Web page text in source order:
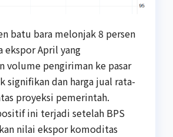
batu bara melonjak 8 persen
ekspor April yang
volume pengiriman ke pasar
signifikan dan harga jual rata-
proyeksi pemerintah.
ini terjadi setelah BPS
nilai ekspor komoditas